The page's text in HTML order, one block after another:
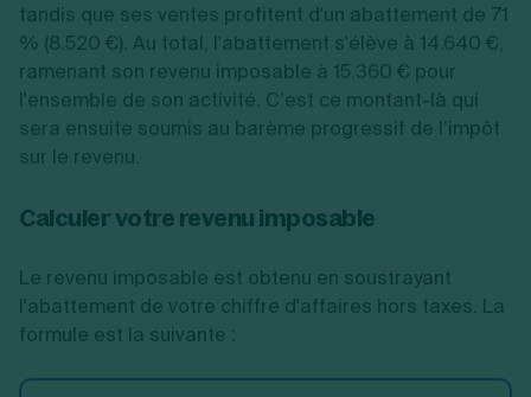
tandis que ses ventes profitent d'un abattement de 71
% (8.520 €). Au total, l'abattement s'élève à 14.640 €,
ramenant son revenu imposable à 15.360 € pour
l'ensemble de son activité. C’est ce montant-là qui
sera ensuite soumis au barème progressif de l’impôt
sur le revenu.
Calculer votre revenu imposable
Le revenu imposable est obtenu en soustrayant
l'abattement de votre chiffre d'affaires hors taxes. La
formule est la suivante :